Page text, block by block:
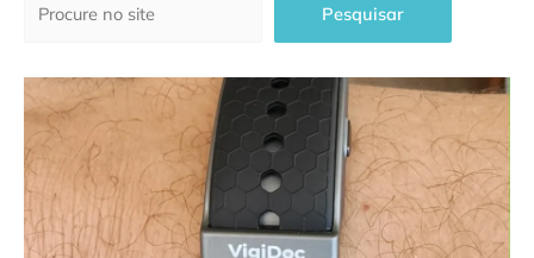
Pesquisar